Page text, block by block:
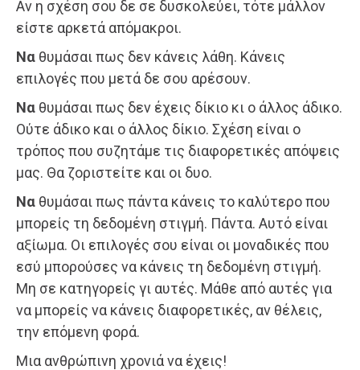
Αν η σχέση σου δε σε δυσκολεύει, τότε μάλλον
είστε αρκετά απόμακροι.
Να θυμάσαι πως δεν κάνεις λάθη. Κάνεις
επιλογές που μετά δε σου αρέσουν.
Να θυμάσαι πως δεν έχεις δίκιο κι ο άλλος άδικο.
Ούτε άδικο και ο άλλος δίκιο. Σχέση είναι ο
τρόπος που συζητάμε τις διαφορετικές απόψεις
μας. Θα ζοριστείτε και οι δυο.
Να θυμάσαι πως πάντα κάνεις το καλύτερο που
μπορείς τη δεδομένη στιγμή. Πάντα. Αυτό είναι
αξίωμα. Οι επιλογές σου είναι οι μοναδικές που
εσύ μπορούσες να κάνεις τη δεδομένη στιγμή.
Μη σε κατηγορείς γι αυτές. Μάθε από αυτές για
να μπορείς να κάνεις διαφορετικές, αν θέλεις,
την επόμενη φορά.
Μια ανθρώπινη χρονιά να έχεις!